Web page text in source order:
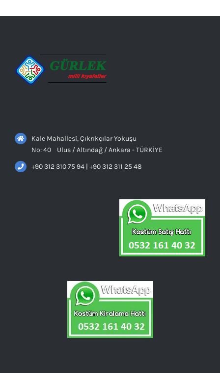
Kale Mahallesi, Çıkrıkçılar Yokuşu
No: 40 Ulus / Altındağ / Ankara - TÜRKİYE
+90 312 310 75 94 | +90 312 311 25 48